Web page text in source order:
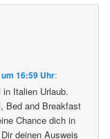
16:59 Uhr:
in Italien Urlaub.
Bed and Breakfast
Chance dich in
deinen Ausweis